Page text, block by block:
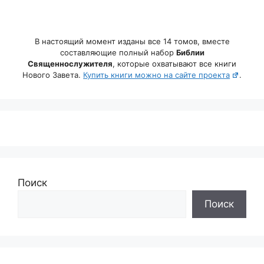
В настоящий момент изданы все 14 томов, вместе
составляющие полный набор Библии
Священнослужителя, которые охватывают все книги
Нового Завета. Купить книги можно на сайте проекта .
Поиск
Поиск